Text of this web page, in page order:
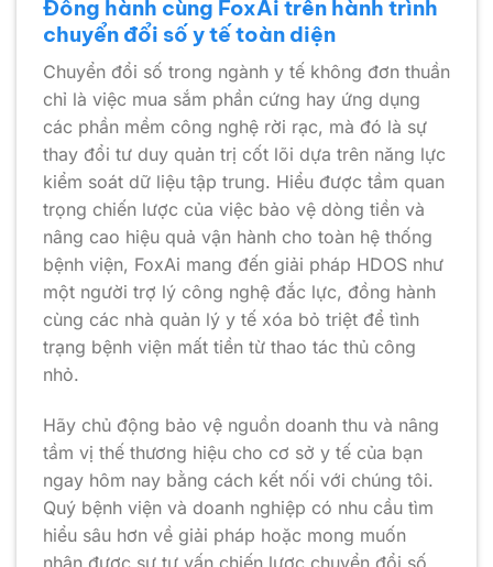
Đồng hành cùng FoxAi trên hành trình
chuyển đổi số y tế toàn diện
Chuyển đổi số trong ngành y tế không đơn thuần
chỉ là việc mua sắm phần cứng hay ứng dụng
các phần mềm công nghệ rời rạc, mà đó là sự
thay đổi tư duy quản trị cốt lõi dựa trên năng lực
kiểm soát dữ liệu tập trung. Hiểu được tầm quan
trọng chiến lược của việc bảo vệ dòng tiền và
nâng cao hiệu quả vận hành cho toàn hệ thống
bệnh viện, FoxAi mang đến giải pháp HDOS như
một người trợ lý công nghệ đắc lực, đồng hành
cùng các nhà quản lý y tế xóa bỏ triệt để tình
trạng bệnh viện mất tiền từ thao tác thủ công
nhỏ.
Hãy chủ động bảo vệ nguồn doanh thu và nâng
tầm vị thế thương hiệu cho cơ sở y tế của bạn
ngay hôm nay bằng cách kết nối với chúng tôi.
Quý bệnh viện và doanh nghiệp có nhu cầu tìm
hiểu sâu hơn về giải pháp hoặc mong muốn
nhận được sự tư vấn chiến lược chuyển đổi số